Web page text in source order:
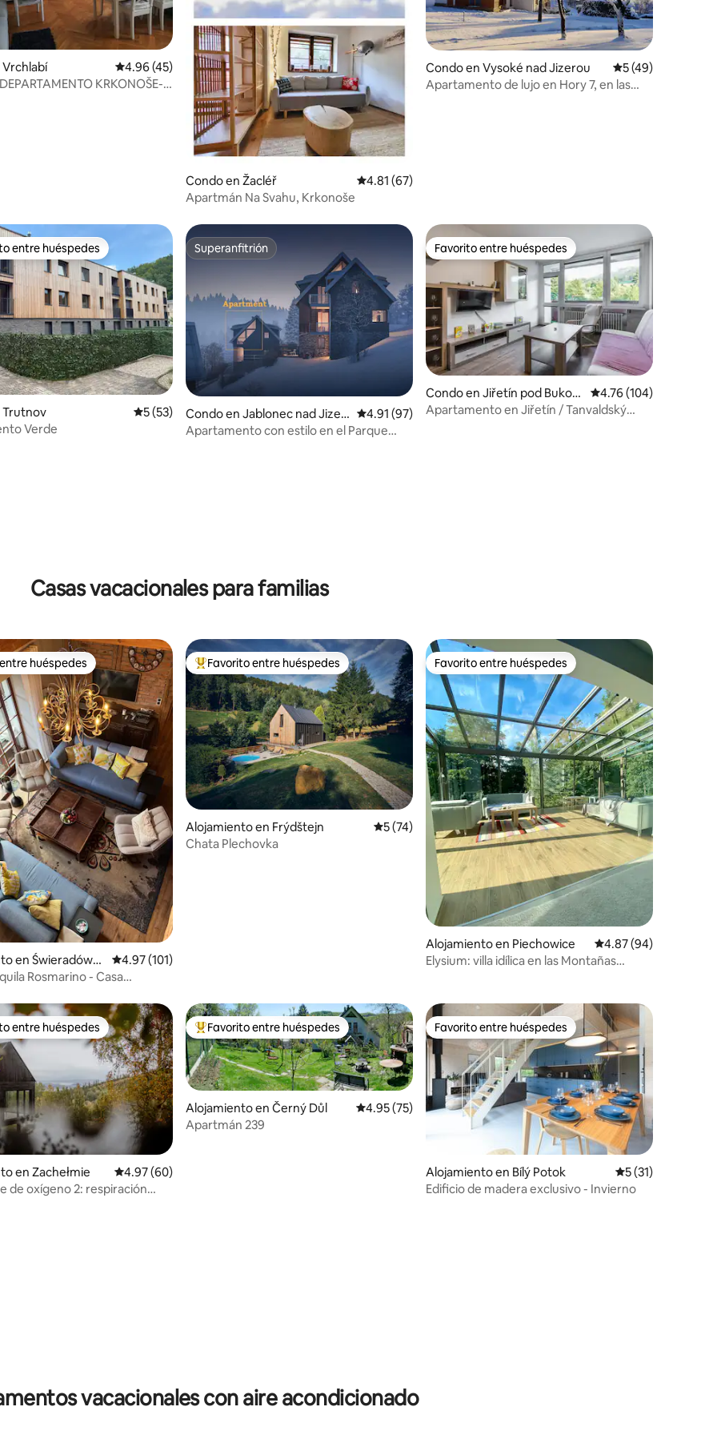
de 5, 185 reseñasCalificación promedio: 4.96 de 5, 45 reseñas
4.96 (45)
KRKONOŠE-
Condo en Žacléř Calificación promedio: 4.81 de 5, 67 reseñas
4.81 (67)
Apartmán Na Svahu, Krkonoše
Condo en Vysoké nad Jizerou Calificación
5 (49)
Apartamento de lujo en Hory 7, en las
de 5, 14 reseñas
huéspedes preferido
entre huéspedes
Trutnov Calificación promedio: 5 de 5, 53 reseñas
5 (53)
Verde
Superanfitrión
Superanfitrión
Condo en Jablonec nad Jizer
ou
Calificación promedio: 4.91 de 5, 97 reseñas
4.91 (97)
Apartamento con estilo en el Parque
Favorito entre huéspedes
Favorito entre huéspedes
Condo en Jiřetín pod Bukov
ou
Calificación promedio:
4.76 (104)
Apartamento en Jiřetín / Tanvaldský
Casas vacacionales para familias
5 de 5, 25 reseñas
huéspedes
huéspedes
en Świeradów-Z
Calificación promedio: 4.97 de 5, 101 reseñas
4.97 (101)
Rosmarino - Casa
Favorito entre huéspedes preferido
Favorito entre huéspedes
Alojamiento en Frýdštejn Calificación promedio: 5 de 5, 74 reseñas
5 (74)
Chata Plechovka
Favorito entre huéspedes
Favorito entre huéspedes
Alojamiento en Piechowice Calificación
4.87 (94)
Elysium: villa idílica en las Montañas
de 5, 34 reseñas
huéspedes preferido
entre huéspedes
en Zachełmie Calificación promedio: 4.97 de 5, 60 reseñas
4.97 (60)
de oxígeno 2: respiración
Favorito entre huéspedes preferido
Favorito entre huéspedes
Alojamiento en Černý Důl Calificación promedio: 4.95 de 5, 75 reseñas
4.95 (75)
Apartmán 239
Favorito entre huéspedes
Favorito entre huéspedes
Alojamiento en Bílý Potok Calificación
5 (31)
Edificio de madera exclusivo - Invierno
vacacionales con aire acondicionado